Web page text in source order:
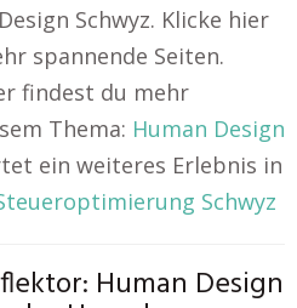
Schwyz. Klicke hier
spannende Seiten.
findest du mehr
Thema: Human Design
ein weiteres Erlebnis in
Schwyz
Human Design